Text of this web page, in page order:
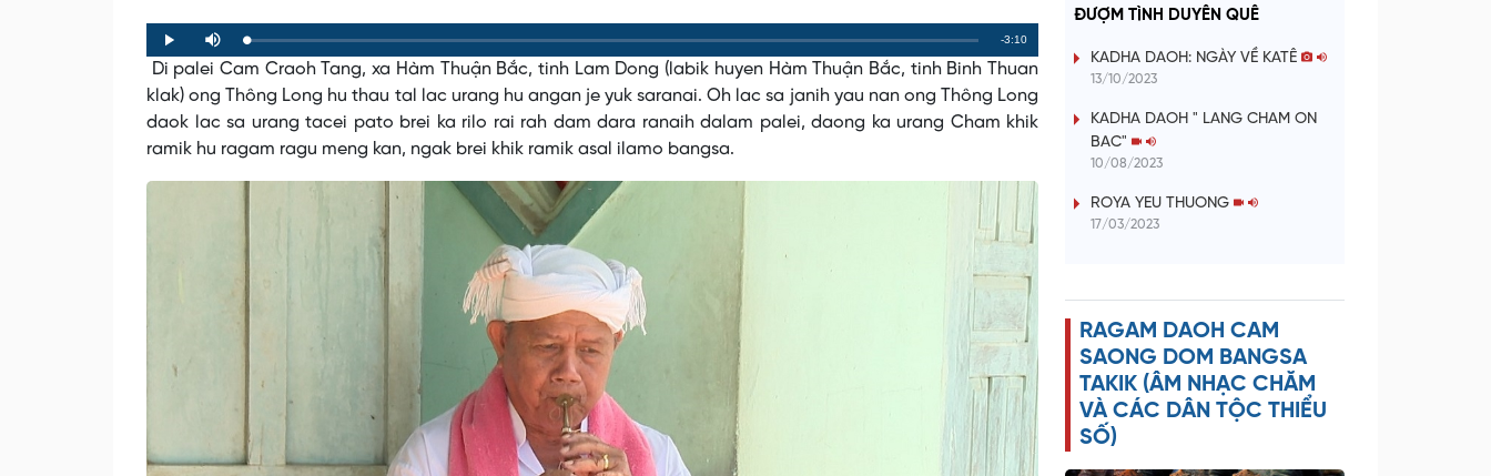
Play Mute Loaded:
0%
Progress:
0%
Remaining
Time
-3:10
Di palei Cam Craoh Tang, xa Hàm Thuận Bắc, tinh Lam Dong (labik huyen Hàm Thuận Bắc, tinh Binh Thuan
klak) ong Thông Long hu thau tal lac urang hu angan je yuk saranai. Oh lac sa janih yau nan ong Thông Long
daok lac sa urang tacei pato brei ka rilo rai rah dam dara ranaih dalam palei, daong ka urang Cham khik
ramik hu ragam ragu meng kan, ngak brei khik ramik asal ilamo bangsa.
a
y
V
d
o
ĐƯỢM TÌNH DUYÊN QUÊ
KADHA DAOH: NGÀY VỀ KATÊ
13/10/2023
KADHA DAOH " LANG CHAM ON
BAC"
10/08/2023
ROYA YEU THUONG
17/03/2023
RAGAM DAOH CAM
SAONG DOM BANGSA
TAKIK (ÂM NHẠC CHĂM
VÀ CÁC DÂN TỘC THIỂU
SỐ)